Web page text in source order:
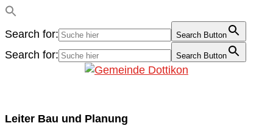
Search for: Search Button
Search for: Search Button
Leiter Bau und Planung